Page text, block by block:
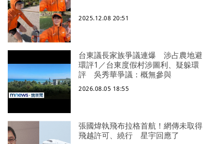
2025.12.08 20:51
台東議長家族爭議連爆 涉占農地避
環評1／台東度假村涉圖利、疑躲環
評 吳秀華爭議：概無參與
2026.08.05 18:55
張國煒執飛布拉格首航！網傳未取得
飛越許可、繞行 星宇回應了